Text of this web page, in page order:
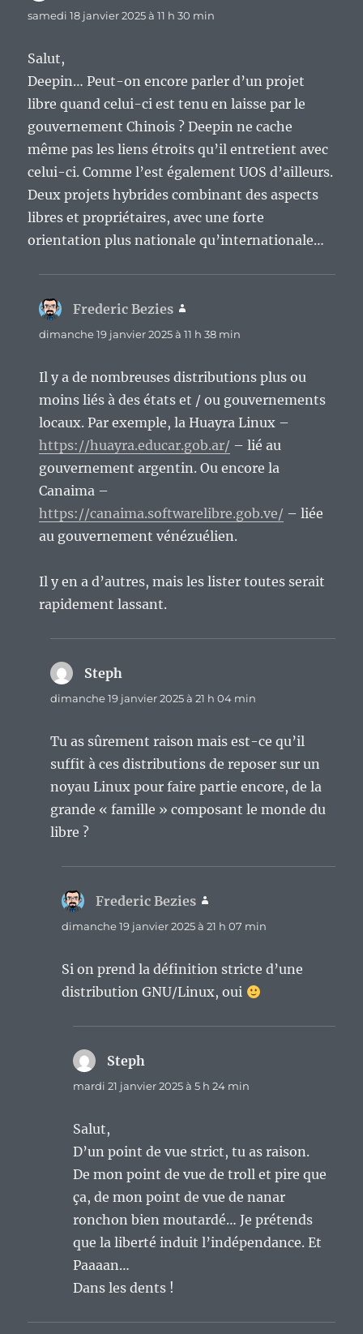
samedi 18 janvier 2025 à 11 h 30 min
Salut,
Deepin… Peut-on encore parler d’un projet
libre quand celui-ci est tenu en laisse par le
gouvernement Chinois ? Deepin ne cache
même pas les liens étroits qu’il entretient avec
celui-ci. Comme l’est également UOS d’ailleurs.
Deux projets hybrides combinant des aspects
libres et propriétaires, avec une forte
orientation plus nationale qu’internationale…
Frederic Bezies
dimanche 19 janvier 2025 à 11 h 38 min
Il y a de nombreuses distributions plus ou
moins liés à des états et / ou gouvernements
locaux. Par exemple, la Huayra Linux –
https://huayra.educar.gob.ar/ – lié au
gouvernement argentin. Ou encore la
Canaima –
https://canaima.softwarelibre.gob.ve/ – liée
au gouvernement vénézuélien.
Il y en a d’autres, mais les lister toutes serait
rapidement lassant.
Steph
dimanche 19 janvier 2025 à 21 h 04 min
Tu as sûrement raison mais est-ce qu’il
suffit à ces distributions de reposer sur un
noyau Linux pour faire partie encore, de la
grande « famille » composant le monde du
libre ?
Frederic Bezies
dimanche 19 janvier 2025 à 21 h 07 min
Si on prend la définition stricte d’une
distribution GNU/Linux, oui
Steph
mardi 21 janvier 2025 à 5 h 24 min
Salut,
D’un point de vue strict, tu as raison.
De mon point de vue de troll et pire que
ça, de mon point de vue de nanar
ronchon bien moutardé… Je prétends
que la liberté induit l’indépendance. Et
Paaaan…
Dans les dents !